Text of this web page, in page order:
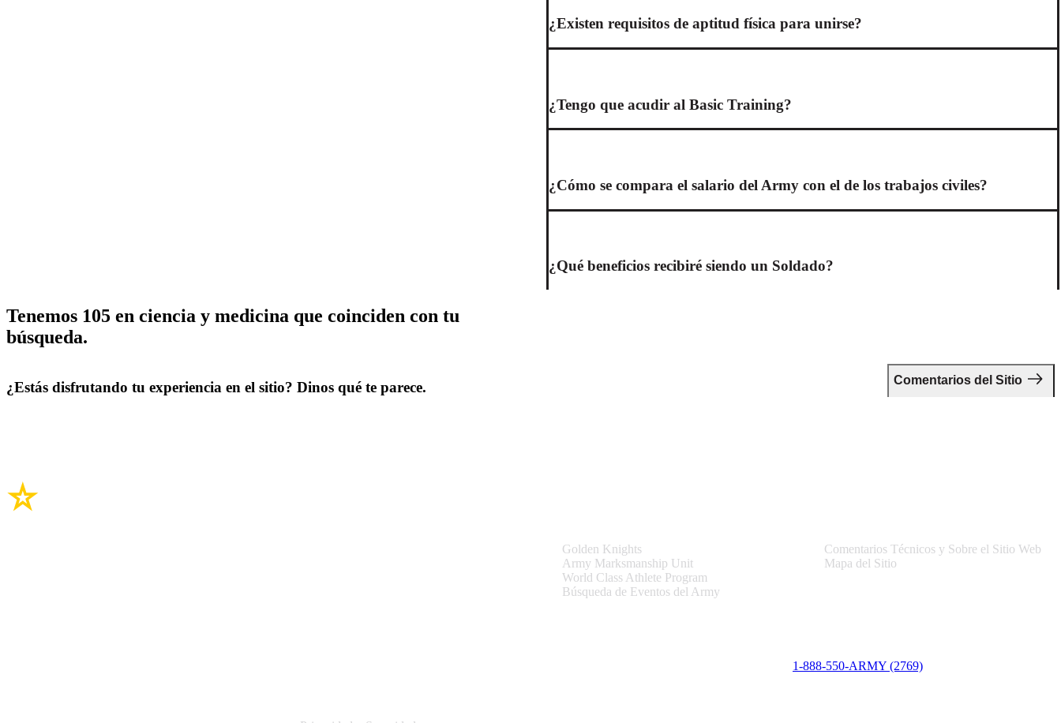
¿Existen requisitos de aptitud física para unirse?
¿Tengo que acudir al Basic Training?
¿Cómo se compara el salario del Army con el de los trabajos civiles?
¿Qué beneficios recibiré siendo un Soldado?
Tenemos 105 en ciencia y medicina que coinciden con tu
búsqueda.
¿Estás disfrutando tu experiencia en el sitio? Dinos qué te parece. Comentarios del Sitio
Golden Knights
Army Marksmanship Unit
World Class Athlete Program
Búsqueda de Eventos del Army
Comentarios Técnicos y Sobre el Sitio Web
Mapa del Sitio
1-888-550-ARMY (2769)